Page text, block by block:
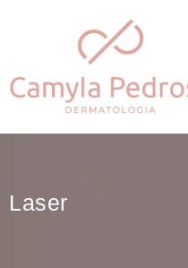
Laser